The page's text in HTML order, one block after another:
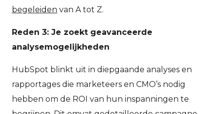
begeleiden van A tot Z.
Reden 3: Je zoekt geavanceerde
analysemogelijkheden
HubSpot blinkt uit in diepgaande analyses en
rapportages die marketeers en CMO’s nodig
hebben om de ROI van hun inspanningen te